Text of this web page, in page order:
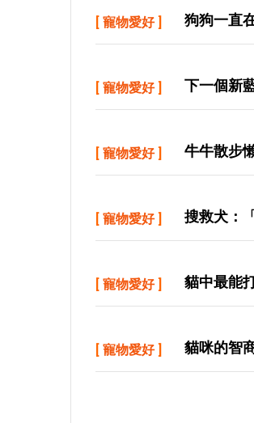
[ 寵物愛好] 狗狗一直
[ 寵物愛好] 下一個新
[ 寵物愛好] 牛牛散步
[ 寵物愛好] 搜救犬：
[ 寵物愛好] 貓中最能
[ 寵物愛好] 貓咪的智